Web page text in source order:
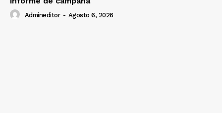
Admineditor - Agosto 6, 2026